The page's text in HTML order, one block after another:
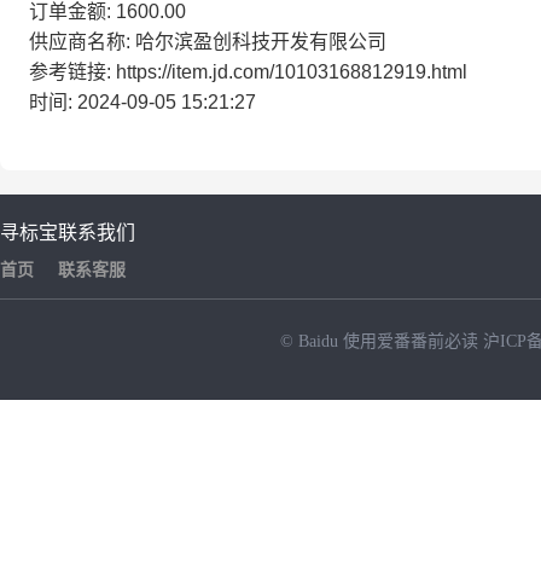
订单金额: 1600.00
供应商名称: 哈尔滨盈创科技开发有限公司
参考链接: https://item.jd.com/10103168812919.html
时间: 2024-09-05 15:21:27
寻标宝
首页
联系我们
联系客服
© Baidu 使用爱番番前必读 沪ICP